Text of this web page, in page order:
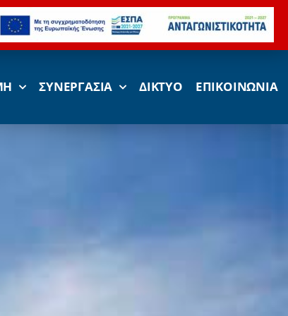
ΣΥΝΕΡΓΑΣΙΑ ΔΙΚΤΥΟ ΕΠΙΚΟΙΝΩΝΙΑ